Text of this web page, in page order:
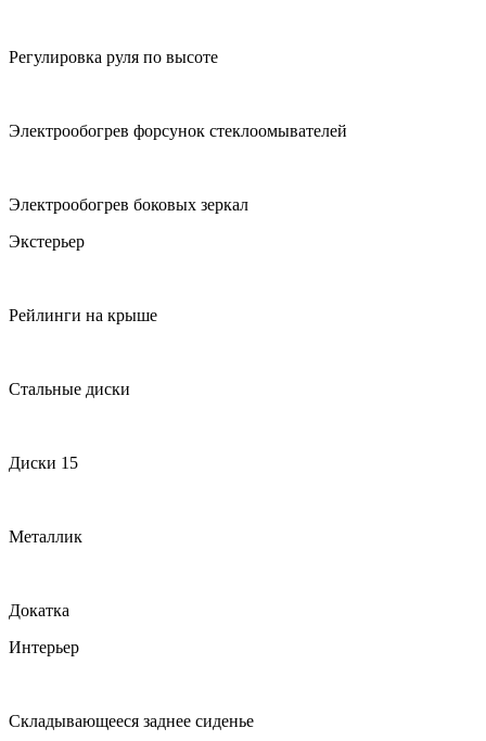
Регулировка руля по высоте
Электрообогрев форсунок стеклоомывателей
Электрообогрев боковых зеркал
Экстерьер
Рейлинги на крыше
Стальные диски
Диски 15
Металлик
Докатка
Интерьер
Складывающееся заднее сиденье